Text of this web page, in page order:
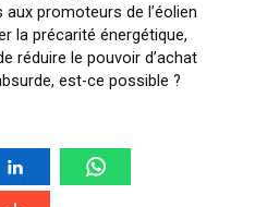
promoteurs de l’éolien
la précarité énergétique,
réduire le pouvoir d’achat
est-ce possible ?